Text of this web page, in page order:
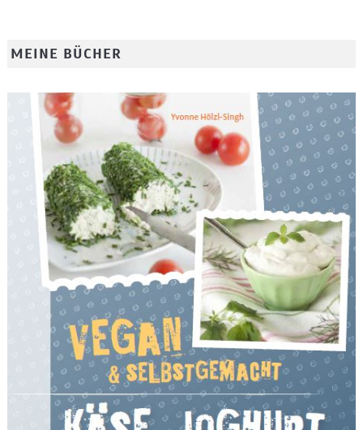
MEINE BÜCHER